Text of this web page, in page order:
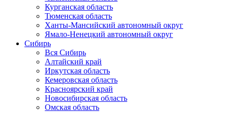
Курганская область
Тюменская область
Ханты-Мансийский автономный округ
Ямало-Ненецкий автономный округ
Сибирь
Вся Сибирь
Алтайский край
Иркутская область
Кемеровская область
Красноярский край
Новосибирская область
Омская область